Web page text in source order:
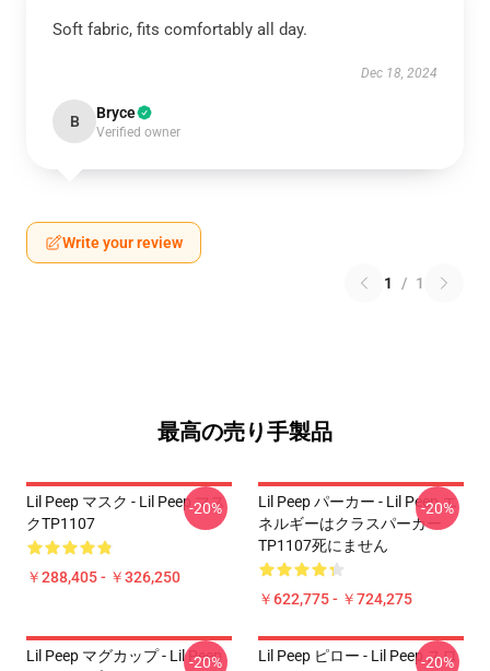
Soft fabric, fits comfortably all day.
Dec 18, 2024
B Bryce
Verified owner
Write your review
1 / 1
最高の売り手製品
Lil Peep マスク - Lil Peep マス
クTP1107
￥288,405 - ￥326,250
-20%
Lil Peep パーカー - Lil Peep エ
ネルギーはクラスパーカー
TP1107死にません
￥622,775 - ￥724,275
-20%
Lil Peep マグカップ - Lil Peep
-20%
Lil Peep ピロー - Lil Peep スロ
-20%